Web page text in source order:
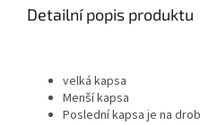
Detailní popis produktu
velká kapsa
Menší kapsa
Poslední kapsa je na